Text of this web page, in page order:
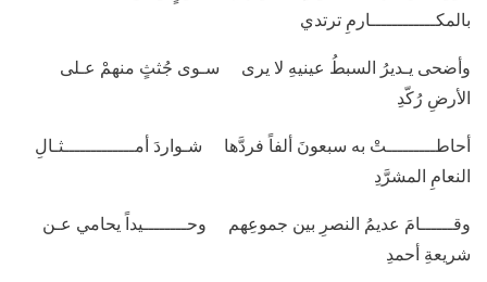
بالمكــــــــــــارمِ ترتدي
وأضحى يـديرُ السبطُ عينيهِ لا يرى سـوى جُثثٍ منهمْ عـلى
الأرضِ رُكّدِ
أحاطـــــــــتْ به سبعونَ ألفاً فردَّها شـواردَ أمـــــــــــــثـالِ
النعامِ المشرَّدِ
وقــــــامَ عديمُ النصرِ بين جموعِهم وحــــــــيداً يحامي عـن
شريعةِ أحمدِ